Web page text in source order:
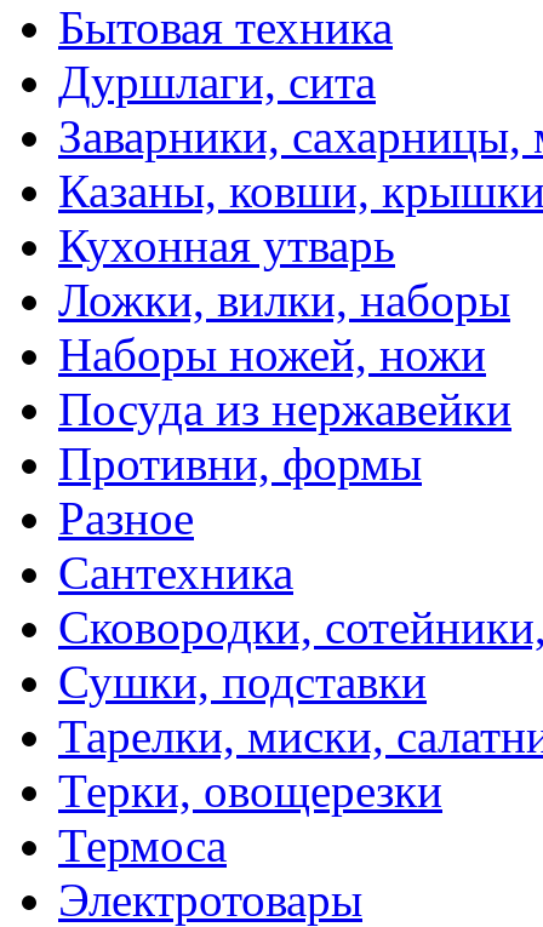
Бытовая техника
Дуршлаги, сита
Заварники, сахарницы,
Казаны, ковши,
Кухонная утварь
Ложки, вилки, наборы
Наборы ножей, ножи
Посуда из нержавейки
Противни, формы
Разное
Сантехника
Сковородки,
Сушки, подставки
Тарелки, миски,
Терки, овощерезки
Термоса
Электротовары